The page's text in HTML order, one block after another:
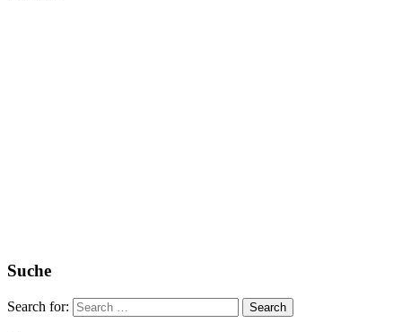
Suche
Search for: